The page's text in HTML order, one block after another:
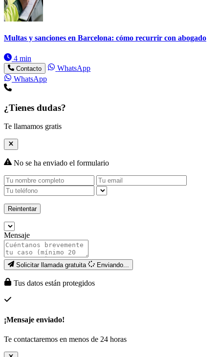
Multas y sanciones en Barcelona: cómo recurrir con abogado
4 min
Contacto
WhatsApp
WhatsApp
¿Tienes dudas?
Te llamamos gratis
No se ha enviado el formulario
Reintentar
Mensaje
Solicitar llamada gratuita Enviando...
Tus datos están protegidos
¡Mensaje enviado!
Te contactaremos en menos de 24 horas